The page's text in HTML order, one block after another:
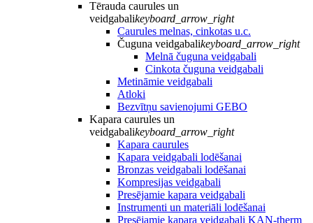
Tērauda caurules un
veidgabalikeyboard_arrow_right
Caurules melnas, cinkotas u.c.
Čuguna veidgabalikeyboard_arrow_right
Melnā čuguna veidgabali
Cinkota čuguna veidgabali
Metināmie veidgabali
Atloki
Bezvītņu savienojumi GEBO
Kapara caurules un
veidgabalikeyboard_arrow_right
Kapara caurules
Kapara veidgabali lodēšanai
Bronzas veidgabali lodēšanai
Kompresijas veidgabali
Presējamie kapara veidgabali
Instrumenti un materiāli lodēšanai
Presējamie kapara veidgabali KAN-therm